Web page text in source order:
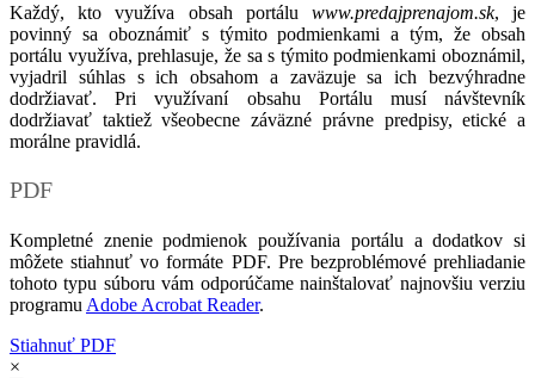
Každý, kto využíva obsah portálu www.predajprenajom.sk, je
povinný sa oboznámiť s týmito podmienkami a tým, že obsah
portálu využíva, prehlasuje, že sa s týmito podmienkami oboznámil,
vyjadril súhlas s ich obsahom a zaväzuje sa ich bezvýhradne
dodržiavať. Pri využívaní obsahu Portálu musí návštevník
dodržiavať taktiež všeobecne záväzné právne predpisy, etické a
morálne pravidlá.
PDF
Kompletné znenie podmienok používania portálu a dodatkov si
môžete stiahnuť vo formáte PDF. Pre bezproblémové prehliadanie
tohoto typu súboru vám odporúčame nainštalovať najnovšiu verziu
programu Adobe Acrobat Reader.
Stiahnuť PDF
×